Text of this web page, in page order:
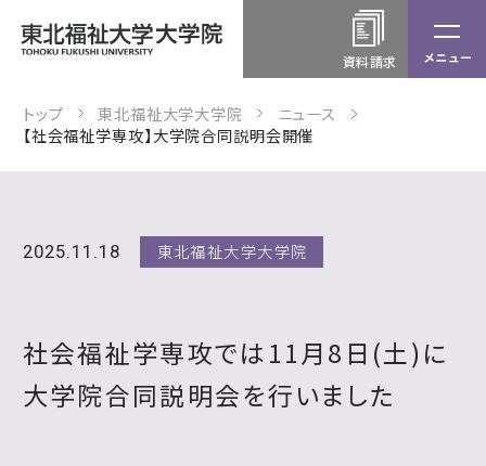
資料請求
トップ 東北福祉大学大学院
ニュース
【社会福祉学専攻】大学院合同説明会開催
2025.11.18 東北福祉大学大学院
社会福祉学専攻では11月8日(土)に
大学院合同説明会を行いました